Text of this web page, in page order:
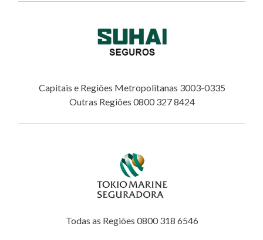
Capitais e Regiões Metropolitanas 3003-0335
Outras Regiões 0800 327 8424
Todas as Regiões 0800 318 6546